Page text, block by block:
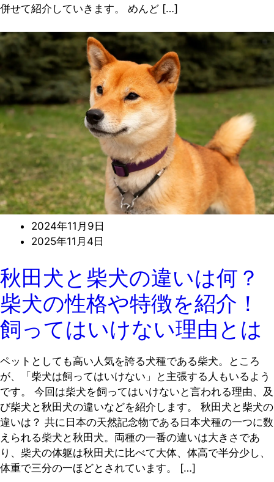
併せて紹介していきます。 めんど […]
2024年11月9日
2025年11月4日
秋田犬と柴犬の違いは何？
柴犬の性格や特徴を紹介！
飼ってはいけない理由とは
ペットとしても高い人気を誇る犬種である柴犬。ところ
が、「柴犬は飼ってはいけない」と主張する人もいるよう
です。 今回は柴犬を飼ってはいけないと言われる理由、及
び柴犬と秋田犬の違いなどを紹介します。 秋田犬と柴犬の
違いは？ 共に日本の天然記念物である日本犬種の一つに数
えられる柴犬と秋田犬。両種の一番の違いは大きさであ
り、柴犬の体躯は秋田犬に比べて大体、体高で半分少し、
体重で三分の一ほどとされています。 […]